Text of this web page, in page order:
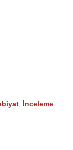
İnceleme